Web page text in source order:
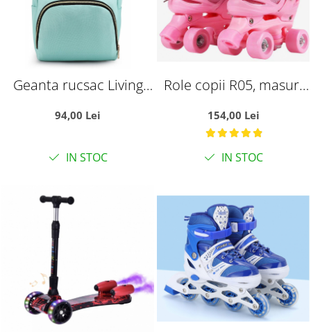
Geanta rucsac Living
de bebelusi, vernil
94,00 Lei
IN STOC
Role copii R05, masuri
154,00 Lei
IN STOC